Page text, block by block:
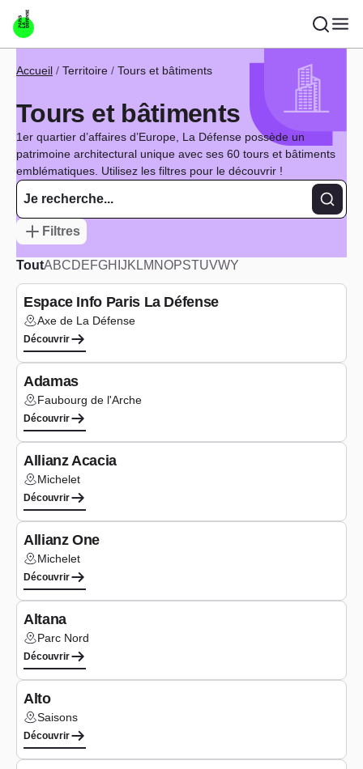
Aller au contenu principal
Fil d'Ariane
Accueil Territoire Tours et bâtiments
Tours et bâtiments
1er quartier d’affaires d’Europe, La Défense possède un
patrimoine architectural unique avec ses 60 tours et bâtiments
emblématiques. Utilisez les filtres pour le découvrir !
Filtres
ToutABCDEFGH JK LM NOPSTUVWY
Espace Info Paris La Défense
Lieu :Axe de La Défense
Découvrir
Adamas
Lieu :Faubourg de l'Arche
Découvrir
Allianz Acacia
Lieu :Michelet
Découvrir
Allianz One
Lieu :Michelet
Découvrir
Altana
Lieu :Parc Nord
Découvrir
Alto
Lieu :Saisons
Découvrir